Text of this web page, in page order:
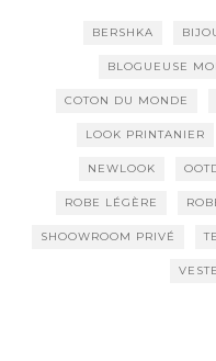
BERSHKA
BLOGUEUSE
COTON DU MONDE
LOOK PRINTANIER
NEWLOOK
ROBE LÉGÈRE
SHOOWROOM PRIVÉ